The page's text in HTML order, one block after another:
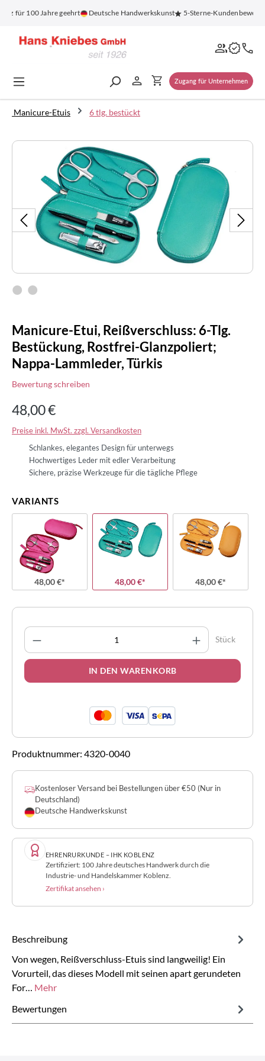
springen
für 100 Jahre geehrt Deutsche Handwerkskunst 5-Sterne-
Zugang für Unternehmen
Manicure-Etuis 6 tlg. bestückt
Bildergalerie überspringen
Manicure-Etui, Reißverschluss: 6-Tlg.
Bestückung, Rostfrei-Glanzpoliert;
Nappa-Lammleder, Türkis
Bewertung schreiben
48,00 €
Preise inkl. MwSt. zzgl. Versandkosten
Schlankes, elegantes Design für unterwegs
Hochwertiges Leder mit edler Verarbeitung
Sichere, präzise Werkzeuge für die tägliche Pflege
VARIANTS
48,00 €* 48,00 €* 48,00 €*
Produkt Anzahl: Gib den gewünschten
Stück
IN DEN WARENKORB
Produktnummer: 4320-0040
Kostenloser Versand bei Bestellungen über €50 (Nur in
Deutschland)
Deutsche Handwerkskunst
EHRENRURKUNDE – IHK KOBLENZ
Zertifiziert: 100 Jahre deutsches Handwerk durch die
Industrie- und Handelskammer Koblenz.
Zertifikat ansehen ›
Beschreibung
Von wegen, Reißverschluss-Etuis sind langweilig! Ein
Vorurteil, das dieses Modell mit seinen apart gerundeten
For… Mehr
Bewertungen